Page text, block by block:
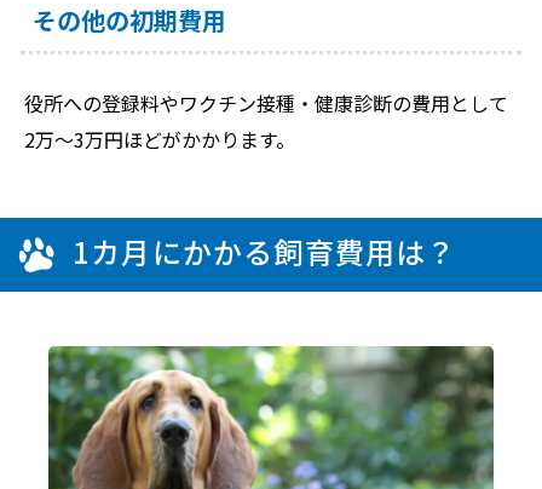
その他の初期費用
役所への登録料やワクチン接種・健康診断の費用として
2万～3万円ほどがかかります。
1カ月にかかる飼育費用は？